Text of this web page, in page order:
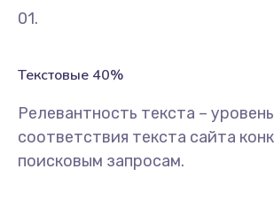
01.
Текстовые 40%
Релевантность текста – уровень
соответствия текста сайта
поисковым запросам.